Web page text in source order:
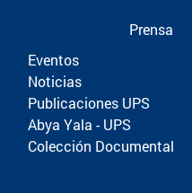
Prensa
Eventos
Noticias
Publicaciones UPS
Abya Yala - UPS
Colección Documental